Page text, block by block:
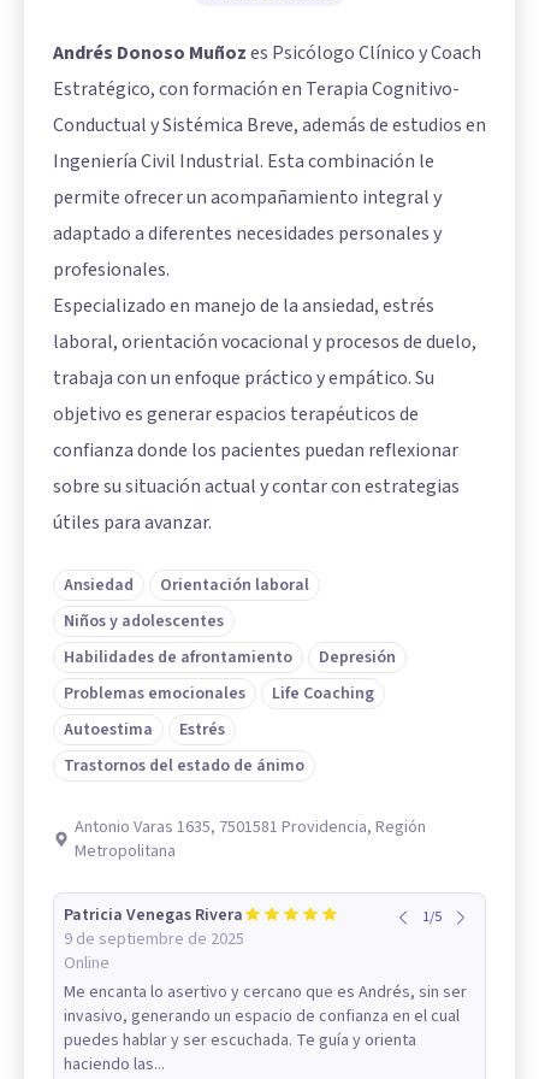
Andrés Donoso Muñozes Psicólogo Clínico y Coach
Estratégico, con formación en Terapia Cognitivo-
Conductual y Sistémica Breve, además de estudios en
Ingeniería Civil Industrial. Esta combinación le
permite ofrecer un acompañamiento integral y
adaptado a diferentes necesidades personales y
profesionales.
Especializado en manejo de la ansiedad, estrés
laboral, orientación vocacional y procesos de duelo,
trabaja con un enfoque práctico y empático. Su
objetivo es generar espacios terapéuticos de
confianza donde los pacientes puedan reflexionar
sobre su situación actual y contar con estrategias
útiles para avanzar.
Ansiedad
Orientación laboral
Niños y adolescentes
Habilidades de afrontamiento
Depresión
Problemas emocionales
Life Coaching
Autoestima
Estrés
Trastornos del estado de ánimo
Antonio Varas 1635, 7501581 Providencia, Región
Metropolitana
Patricia Venegas Rivera
9 de septiembre de 2025
Online
1/5
Me encanta lo asertivo y cercano que es Andrés, sin ser
invasivo, generando un espacio de confianza en el cual
puedes hablar y ser escuchada. Te guía y orienta
haciendo las...